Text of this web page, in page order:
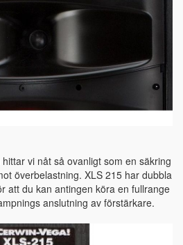
vi nåt så ovanligt som en säkring
överbelastning. XLS 215 har dubbla
att du kan antingen köra en fullrange
anslutning av förstärkare.